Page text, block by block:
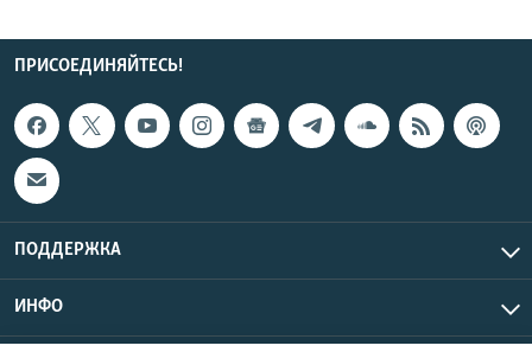
ПРИСОЕДИНЯЙТЕСЬ!
ПОДДЕРЖКА
ИНФО